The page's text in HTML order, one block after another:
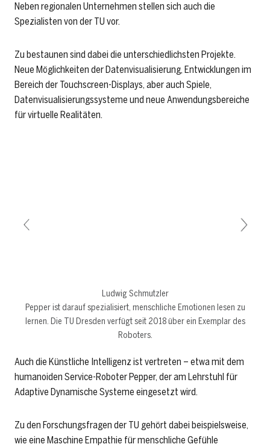
Neben regionalen Unternehmen stellen sich auch die
Spezialisten von der TU vor.
Zu bestaunen sind dabei die unterschiedlichsten Projekte.
Neue Möglichkeiten der Datenvisualisierung, Entwicklungen im
Bereich der Touchscreen-Displays, aber auch Spiele,
Datenvisualisierungssysteme und neue Anwendungsbereiche
für virtuelle Realitäten.
Ludwig Schmutzler
Pepper ist darauf spezialisiert, menschliche Emotionen lesen zu
lernen. Die TU Dresden verfügt seit 2018 über ein Exemplar des
Roboters.
Auch die Künstliche Intelligenz ist vertreten – etwa mit dem
humanoiden Service-Roboter Pepper, der am Lehrstuhl für
Adaptive Dynamische Systeme eingesetzt wird.
Zu den Forschungsfragen der TU gehört dabei beispielsweise,
wie eine Maschine Empathie für menschliche Gefühle